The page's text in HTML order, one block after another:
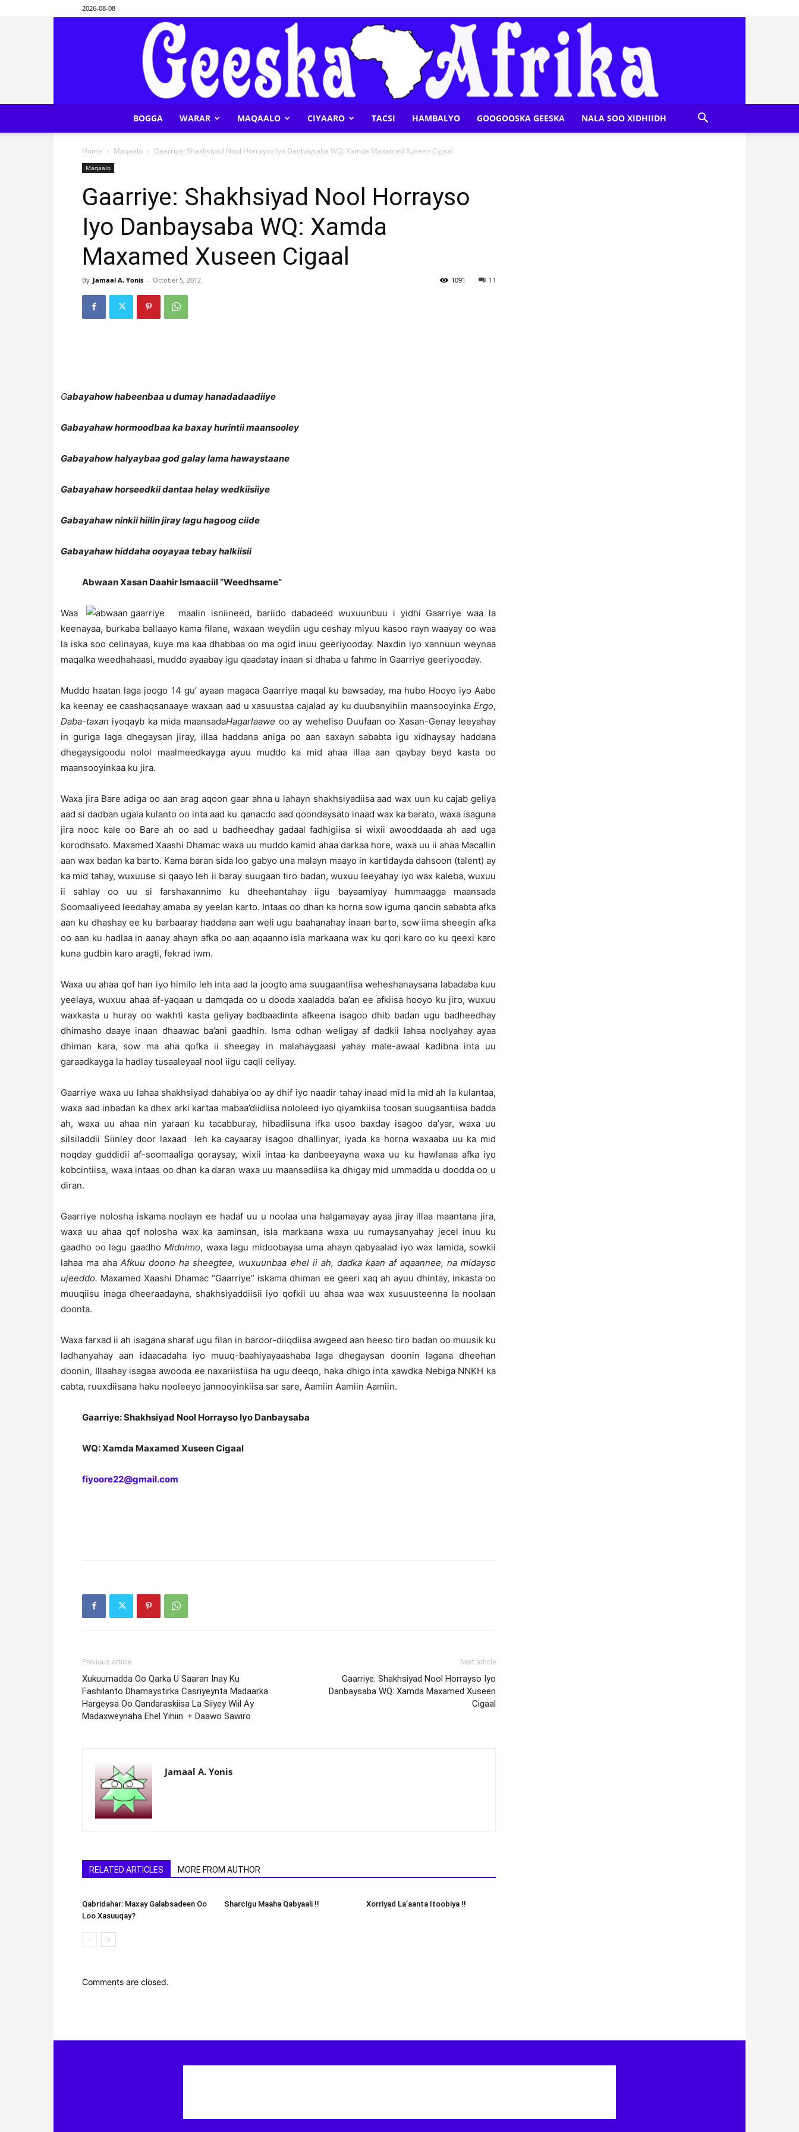
2026-08-08
BOGGA WARAR MAQAALO CIYAARO TACSI HAMBALYO GOOGOOSKA GEESKA NALA SOO XIDHIIDH
Home Maqaalo Gaarriye: Shakhsiyad Nool Horrayso Iyo Danbaysaba WQ: Xamda Maxamed Xuseen Cigaal
Maqaalo
Gaarriye: Shakhsiyad Nool Horrayso
Iyo Danbaysaba WQ: Xamda
Maxamed Xuseen Cigaal
By Jamaal A. Yonis - October 5, 2012 11
1091
Gabayahow habeenbaa u dumay hanadadaadiiye
Gabayahaw hormoodbaa ka baxay hurintii maansooley
Gabayahow halyaybaa god galay lama hawaystaane
Gabayahaw horseedkii dantaa helay wedkiisiiye
Gabayahaw ninkii hiilin jiray lagu hagoog ciide
Gabayahaw hiddaha ooyayaa tebay halkiisii
Abwaan Xasan Daahir Ismaaciil “Weedhsame”
Waa
maalin isniineed, bariido dabadeed wuxuunbuu i yidhi Gaarriye waa la
keenayaa, burkaba ballaayo kama filane, waxaan weydiin ugu ceshay miyuu kasoo rayn waayay oo waa
la iska soo celinayaa, kuye ma kaa dhabbaa oo ma ogid inuu geeriyooday. Naxdin iyo xannuun weynaa
maqalka weedhahaasi, muddo ayaabay igu qaadatay inaan si dhaba u fahmo in Gaarriye geeriyooday.
Muddo haatan laga joogo 14 gu’ ayaan magaca Gaarriye maqal ku bawsaday, ma hubo Hooyo iyo Aabo
ka keenay ee caashaqsanaaye waxaan aad u xasuustaa cajalad ay ku duubanyihiin maansooyinka Ergo,
Daba-taxan iyoqayb ka mida maansadaHagarlaawe oo ay weheliso Duufaan oo Xasan-Genay leeyahay
in guriga laga dhegaysan jiray, illaa haddana aniga oo aan saxayn sababta igu xidhaysay haddana
dhegaysigoodu nolol maalmeedkayga ayuu muddo ka mid ahaa illaa aan qaybay beyd kasta oo
maansooyinkaa ku jira.
Waxa jira Bare adiga oo aan arag aqoon gaar ahna u lahayn shakhsiyadiisa aad wax uun ku cajab geliya
aad si dadban ugala kulanto oo inta aad ku qanacdo aad qoondaysato inaad wax ka barato, waxa isaguna
jira nooc kale oo Bare ah oo aad u badheedhay gadaal fadhigiisa si wixii awooddaada ah aad uga
korodhsato. Maxamed Xaashi Dhamac waxa uu muddo kamid ahaa darkaa hore, waxa uu ii ahaa Macallin
aan wax badan ka barto. Kama baran sida loo gabyo una malayn maayo in kartidayda dahsoon (talent) ay
ka mid tahay, wuxuuse si qaayo leh ii baray suugaan tiro badan, wuxuu leeyahay iyo wax kaleba, wuxuu
ii sahlay oo uu si farshaxannimo ku dheehantahay iigu bayaamiyay hummaagga maansada
Soomaaliyeed leedahay amaba ay yeelan karto. Intaas oo dhan ka horna sow iguma qancin sababta afka
aan ku dhashay ee ku barbaaray haddana aan weli ugu baahanahay inaan barto, sow iima sheegin afka
oo aan ku hadlaa in aanay ahayn afka oo aan aqaanno isla markaana wax ku qori karo oo ku qeexi karo
kuna gudbin karo aragti, fekrad iwm.
Waxa uu ahaa qof han iyo himilo leh inta aad la joogto ama suugaantiisa weheshanaysana labadaba kuu
yeelaya, wuxuu ahaa af-yaqaan u damqada oo u dooda xaaladda ba’an ee afkiisa hooyo ku jiro, wuxuu
waxkasta u huray oo wakhti kasta geliyay badbaadinta afkeena isagoo dhib badan ugu badheedhay
dhimasho daaye inaan dhaawac ba’ani gaadhin. Isma odhan weligay af dadkii lahaa noolyahay ayaa
dhiman kara, sow ma aha qofka ii sheegay in malahaygaasi yahay male-awaal kadibna inta uu
garaadkayga la hadlay tusaaleyaal nool iigu caqli celiyay.
Gaarriye waxa uu lahaa shakhsiyad dahabiya oo ay dhif iyo naadir tahay inaad mid la mid ah la kulantaa,
waxa aad inbadan ka dhex arki kartaa mabaa’diidiisa nololeed iyo qiyamkiisa toosan suugaantiisa badda
ah, waxa uu ahaa nin yaraan ku tacabburay, hibadiisuna ifka usoo baxday isagoo da’yar, waxa uu
silsiladdii Siinley door laxaad leh ka cayaaray isagoo dhallinyar, iyada ka horna waxaaba uu ka mid
noqday guddidii af-soomaaliga qoraysay, wixii intaa ka danbeeyayna waxa uu ku hawlanaa afka iyo
kobcintiisa, waxa intaas oo dhan ka daran waxa uu maansadiisa ka dhigay mid ummadda u doodda oo u
diran.
Gaarriye nolosha iskama noolayn ee hadaf uu u noolaa una halgamayay ayaa jiray illaa maantana jira,
waxa uu ahaa qof nolosha wax ka aaminsan, isla markaana waxa uu rumaysanyahay jecel inuu ku
gaadho oo lagu gaadho Midnimo, waxa lagu midoobayaa uma ahayn qabyaalad iyo wax lamida, sowkii
lahaa ma ahaAfkuu doono ha sheegtee, wuxuunbaa ehel ii ah, dadka kaan af aqaannee, na midayso
ujeeddo. Maxamed Xaashi Dhamac “Gaarriye” iskama dhiman ee geeri xaq ah ayuu dhintay, inkasta oo
muuqiisu inaga dheeraadayna, shakhsiyaddiisii iyo qofkii uu ahaa waa wax xusuusteenna la noolaan
doonta.
Waxa farxad ii ah isagana sharaf ugu filan in baroor-diiqdiisa awgeed aan heeso tiro badan oo muusik ku
ladhanyahay aan idaacadaha iyo muuq-baahiyayaashaba laga dhegaysan doonin lagana dheehan
doonin, Illaahay isagaa awooda ee naxariistiisa ha ugu deeqo, haka dhigo inta xawdka Nebiga NNKH ka
cabta, ruuxdiisana haku nooleeyo jannooyinkiisa sar sare, Aamiin Aamiin Aamiin.
Gaarriye: Shakhsiyad Nool Horrayso Iyo Danbaysaba
WQ: Xamda Maxamed Xuseen Cigaal
fiyoore22@gmail.com
Previous article
Xukuumadda Oo Qarka U Saaran Inay Ku
Fashilanto Dhamaystirka Casriyeynta Madaarka
Hargeysa Oo Qandaraskiisa La Siiyey Wiil Ay
Madaxweynaha Ehel Yihiin. + Daawo Sawiro
Next article
Gaarriye: Shakhsiyad Nool Horrayso Iyo
Danbaysaba WQ: Xamda Maxamed Xuseen
Cigaal
Jamaal A. Yonis
RELATED ARTICLES MORE FROM AUTHOR
Qabridahar: Maxay Galabsadeen Oo
Loo Xasuuqay?
Sharcigu Maaha Qabyaali !! Xorriyad La’aanta Itoobiya !!
Comments are closed.